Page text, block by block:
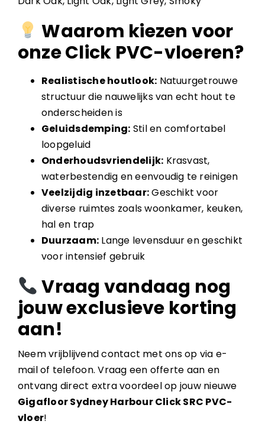
Waarom kiezen voor
onze Click PVC-vloeren?
Realistische houtlook: Natuurgetrouwe
structuur die nauwelijks van echt hout te
onderscheiden is
Geluidsdemping: Stil en comfortabel
loopgeluid
Onderhoudsvriendelijk: Krasvast,
waterbestendig en eenvoudig te reinigen
Veelzijdig inzetbaar:Geschikt voor
diverse ruimtes zoals woonkamer, keuken,
hal en trap
Duurzaam: Lange levensduur en geschikt
voor intensief gebruik
Vraag vandaag nog
jouw exclusieve korting
aan!
Neem vrijblijvend contact met ons op via e-
mail of telefoon. Vraag een offerte aan en
ontvang direct extra voordeel op jouw nieuwe
Gigafloor Sydney Harbour Click SRC PVC-
vloer!